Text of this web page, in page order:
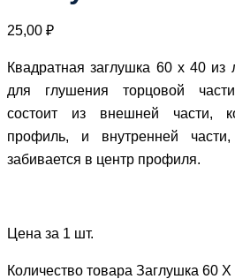
25,00 ₽
Квадратная заглушка 60 х 40 из
для глушения торцовой
состоит из внешней части,
профиль, и внутренней части,
забивается в центр профиля.
Цена за 1 шт.
Количество товара Заглушка 60 Х